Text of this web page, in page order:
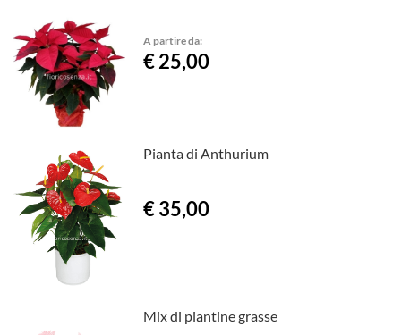
A partire da:
€ 25,00
Pianta di Anthurium
€ 35,00
Mix di piantine grasse